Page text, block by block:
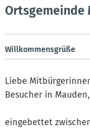
Mauden
Ortsgemeinde
Willkommensgrüße
Liebe
Besucher in Mauden,
eingebettet